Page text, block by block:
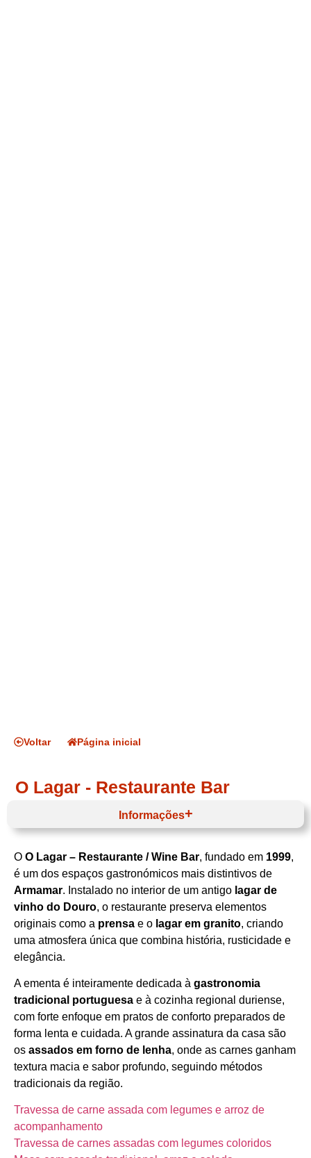
Voltar Página inicial
O Lagar - Restaurante Bar
O O Lagar – Restaurante / Wine Bar, fundado em 1999,
é um dos espaços gastronómicos mais distintivos de
Armamar. Instalado no interior de um antigo lagar de
vinho do Douro, o restaurante preserva elementos
originais como a prensa e o lagar em granito, criando
uma atmosfera única que combina história, rusticidade e
elegância.
A ementa é inteiramente dedicada à gastronomia
tradicional portuguesa e à cozinha regional duriense,
com forte enfoque em pratos de conforto preparados de
forma lenta e cuidada. A grande assinatura da casa são
os assados em forno de lenha, onde as carnes ganham
textura macia e sabor profundo, seguindo métodos
tradicionais da região.
Travessa de carne assada com legumes e arroz de
acompanhamento
Travessa de carnes assadas com legumes coloridos
Informações
Horário de funcionamento